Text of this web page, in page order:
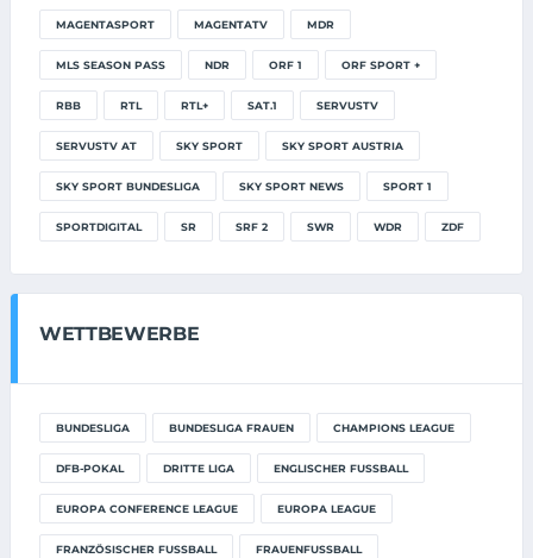
MAGENTASPORT MAGENTATV MDR
MLS SEASON PASS NDR ORF 1 ORF SPORT +
RBB RTL RTL+ SAT.1 SERVUSTV
SERVUSTV AT SKY SPORT SKY SPORT AUSTRIA
SKY SPORT BUNDESLIGA SKY SPORT NEWS SPORT 1
SPORTDIGITAL SR SRF 2 SWR WDR ZDF
WETTBEWERBE
BUNDESLIGA BUNDESLIGA FRAUEN CHAMPIONS LEAGUE
DFB-POKAL DRITTE LIGA ENGLISCHER FUSSBALL
EUROPA CONFERENCE LEAGUE EUROPA LEAGUE
FRANZÖSISCHER FUSSBALL FRAUENFUSSBALL